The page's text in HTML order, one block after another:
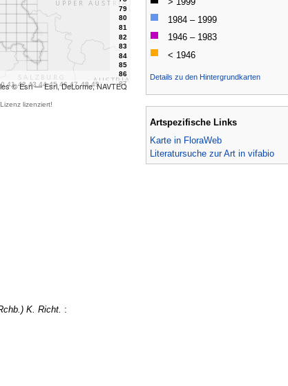
© Esri — Esri, DeLorme, NAVTEQ
lizenziert!
K. Richt. :
1984 – 1999
1946 – 1983
< 1946
Details zu den Hintergrundkarten
Artspezifische Links
Karte in FloraWeb
Literatursuche zur Art in vifabio